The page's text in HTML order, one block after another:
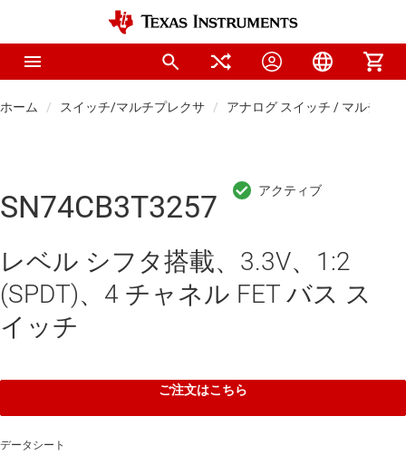
ホーム スイッチ/マルチプレクサ アナログ スイッチ / マルチプ
SN74CB3T3257
レベル シフタ搭載、3.3V、1:2
(SPDT)、4 チャネル FET バス ス
イッチ
ご注文はこちら
データシート